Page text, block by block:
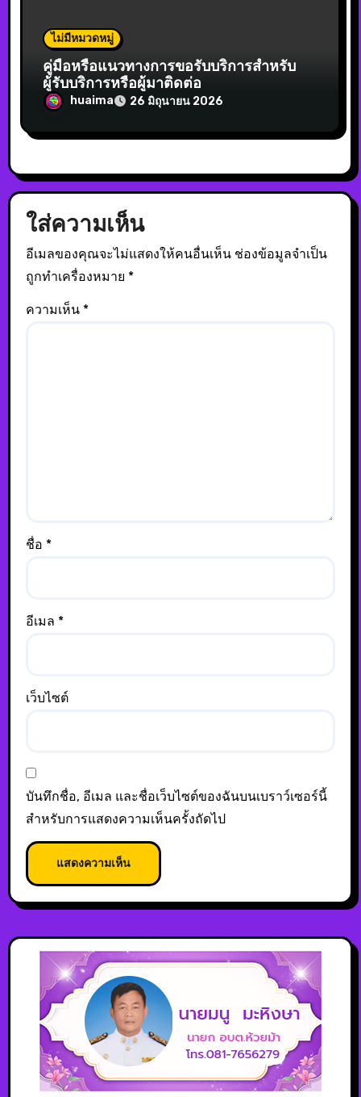
ไม่มีหมวดหมู่
คู่มือหรือแนวทางการขอรับบริการสำหรับ
ผู้รับบริการหรือผู้มาติดต่อ
huaima 26 มิถุนายน 2026
ใส่ความเห็น
อีเมลของคุณจะไม่แสดงให้คนอื่นเห็น ช่องข้อมูลจำเป็น
ถูกทำเครื่องหมาย *
ความเห็น *
ชื่อ *
อีเมล *
เว็บไซต์
บันทึกชื่อ, อีเมล และชื่อเว็บไซต์ของฉันบนเบราว์เซอร์นี้
สำหรับการแสดงความเห็นครั้งถัดไป